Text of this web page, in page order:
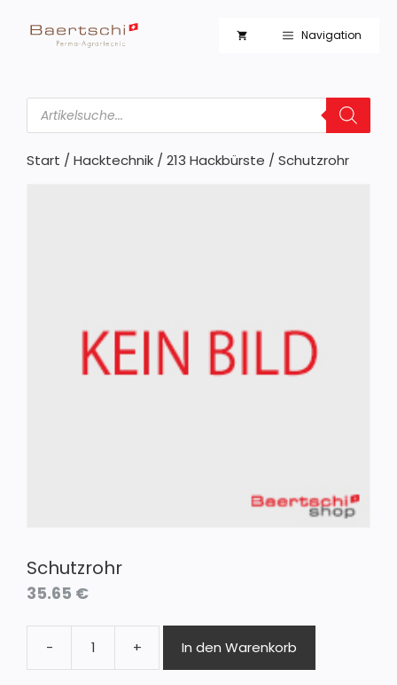
Inhalt
Navigation
Products
search
Start / Hacktechnik / 213 Hackbürste / Schutzrohr
Schutzrohr
35.65 €
-
Schutzrohr
Menge
+ In den Warenkorb